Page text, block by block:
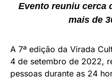
Evento reuniu cerca
mais de
A 7ª edição da Virada
4 de setembro de 2022,
pessoas durante as 24